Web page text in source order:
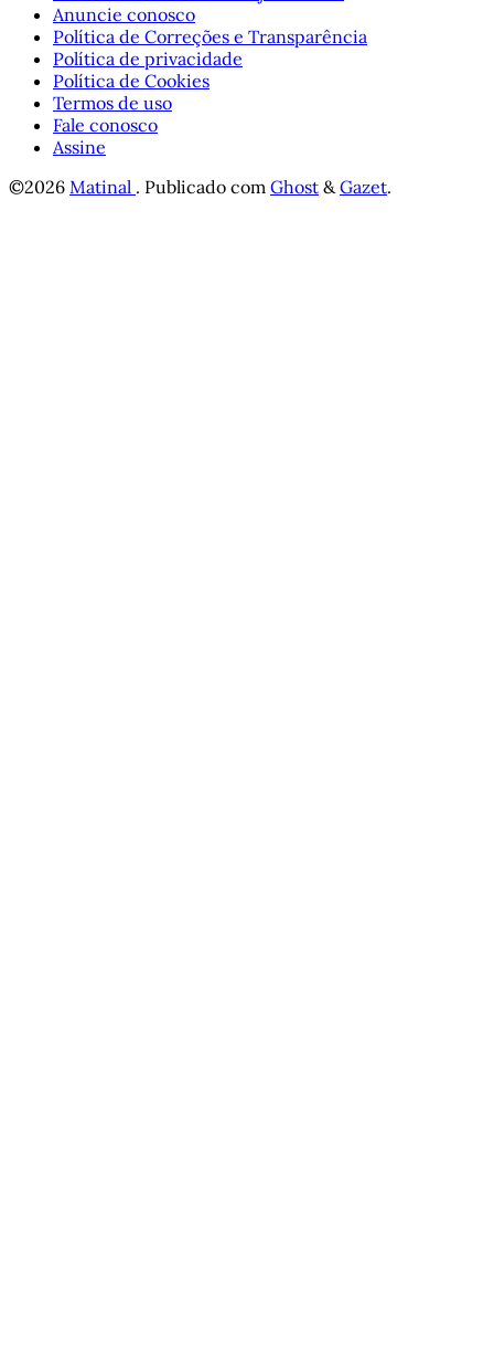
Anuncie conosco
Política de Correções e Transparência
Política de privacidade
Política de Cookies
Termos de uso
Fale conosco
Assine
©2026 Matinal . Publicado com Ghost &Gazet.